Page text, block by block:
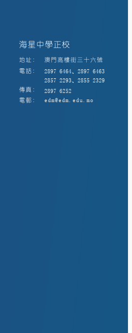
海星中學正校
地址:
澳門高樓街三十六號
電話:
2897 6464、2897 6463
2857 2293、2855 2329
傳真:
2897 6252
電郵:
edm@edm.edu.mo